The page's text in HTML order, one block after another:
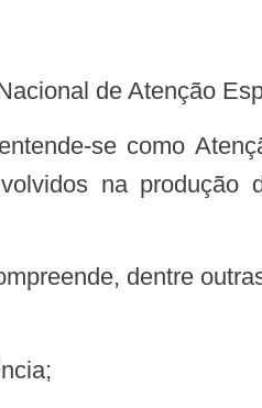
de Atenção
se como
na produção
dentre